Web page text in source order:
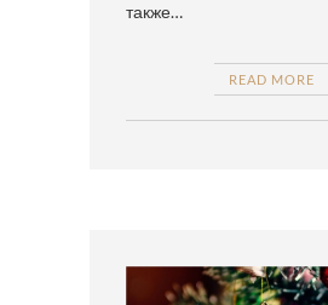
также…
READ MORE